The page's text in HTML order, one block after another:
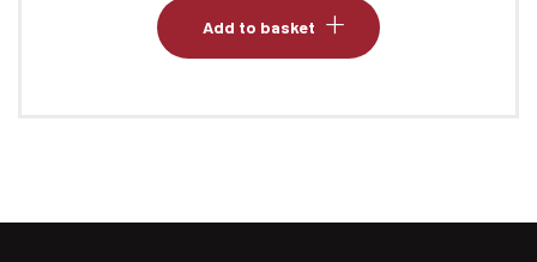
Add to basket